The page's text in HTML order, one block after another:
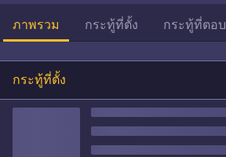
ภาพรวม กระทู้ที่ตั้ง กระทู้ที่ตอบ
กระทู้ที่ตั้ง